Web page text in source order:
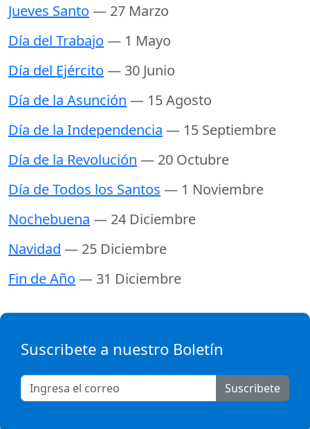
Jueves Santo — 27 Marzo
Día del Trabajo — 1 Mayo
Día del Ejército — 30 Junio
Día de la Asunción — 15 Agosto
Día de la Independencia — 15 Septiembre
Día de la Revolución — 20 Octubre
Día de Todos los Santos — 1 Noviembre
Nochebuena — 24 Diciembre
Navidad — 25 Diciembre
Fin de Año — 31 Diciembre
Suscribete a nuestro Boletín
Suscribete